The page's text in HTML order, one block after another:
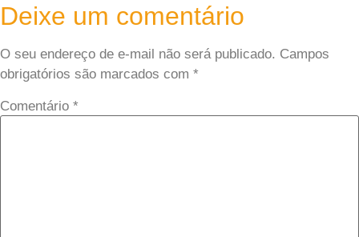
Deixe um comentário
O seu endereço de e-mail não será publicado. Campos
obrigatórios são marcados com *
Comentário *